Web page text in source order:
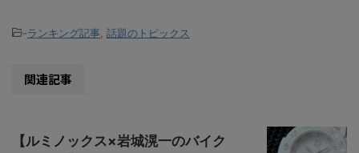
-ランキング記事 話題のトピックス
関連記事
【ルミノックス×岩城滉一のバイク